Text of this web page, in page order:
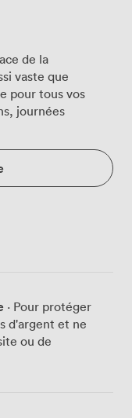
de la
vaste que
pour tous vos
journées
· Pour protéger
d'argent et ne
ou de